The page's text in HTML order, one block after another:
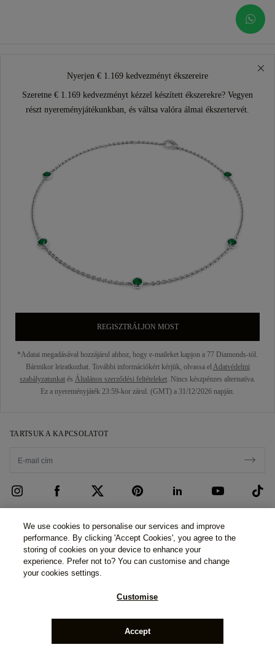
Nyerjen € 1.169 kedvezményt ékszereire
Szeretne € 1.169 kedvezményt kézzel készített ékszerekre? Vegyen
részt nyereményjátékunkban, és váltsa valóra álmai ékszertervét.
REGISZTRÁLJON MOST
*Adatai megadásával hozzájárul ahhoz, hogy e-maileket kapjon a 77 Diamonds-tól.
Bármikor leiratkozhat. További információkért kérjük, olvassa elAdatvédelmi
szabályzatunkat és Általános szerződési feltételeket. Nincs készpénzes alternatíva.
Ez a nyereményjáték 23:59-kor zárul. (GMT) a 31/12/2026 napján.
TARTSUK A KAPCSOLATOT
ÜGYFÉLSZOLGÁLAT
Kapcsolatfelvétel
Foglaljon időpontot
Pénzügyi feltételek és kikötések
RÓLUNK
Történetünk
JOGI ÉS ADATVÉDELMI
©2026 77 Diamonds GmbH -Schumannstraße 27. 60325
Handelsregisternummer: HR B 115026 (Amtsgericht
We use cookies to personalise our services and improve
performance. By clicking 'Accept Cookies', you agree to the
storing of cookies on your device to enhance your
experience. Prefer not to? You can customise and change
your cookies settings.
Customise
Accept